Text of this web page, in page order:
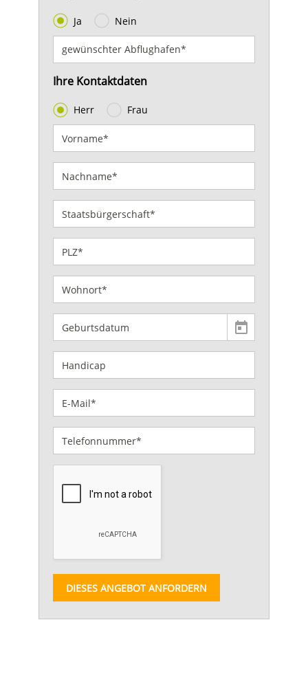
Ja Nein
Ihre Kontaktdaten
Herr Frau
DIESES ANGEBOT ANFORDERN